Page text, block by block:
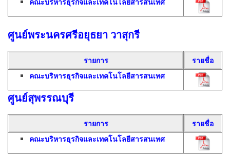
ศูนย์พระนครศรีอยุธยา วาสุกรี
รายการ
รายชื่อ
คณะบริหารธุรกิจและเทคโนโลยีสารสนเทศ
ศูนย์สุพรรณบุรี
รายการ
รายชื่อ
คณะบริหารธุรกิจและเทคโนโลยีสารสนเทศ